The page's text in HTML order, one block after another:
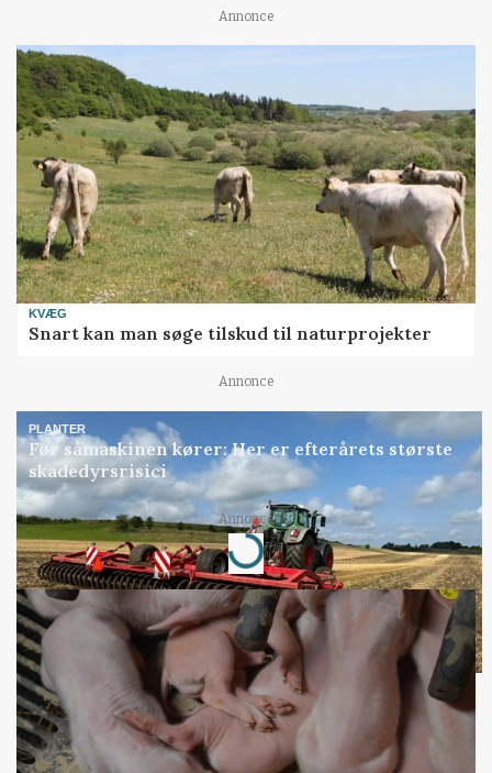
Annonce
KVÆG
Snart kan man søge tilskud til naturprojekter
Annonce
PLANTER
Før såmaskinen kører: Her er efterårets største
skadedyrsrisici
Annonce
Loading...